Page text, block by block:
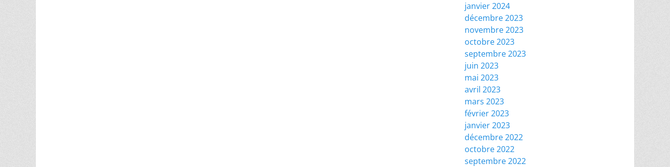
janvier 2024
décembre 2023
novembre 2023
octobre 2023
septembre 2023
juin 2023
mai 2023
avril 2023
mars 2023
février 2023
janvier 2023
décembre 2022
octobre 2022
septembre 2022